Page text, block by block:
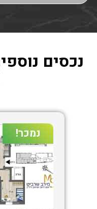
נכסים
נמכר!